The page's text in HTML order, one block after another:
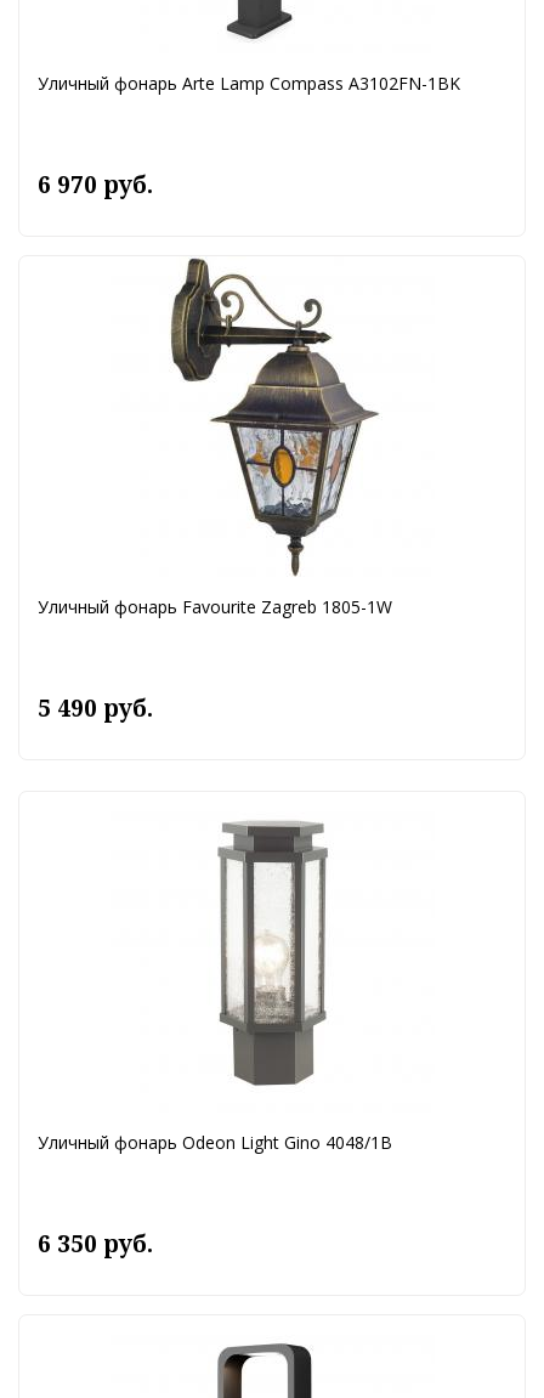
Уличный фонарь Arte Lamp Compass A3102FN-1BK
6 970 руб.
Уличный фонарь Favourite Zagreb 1805-1W
5 490 руб.
Уличный фонарь Odeon Light Gino 4048/1B
6 350 руб.